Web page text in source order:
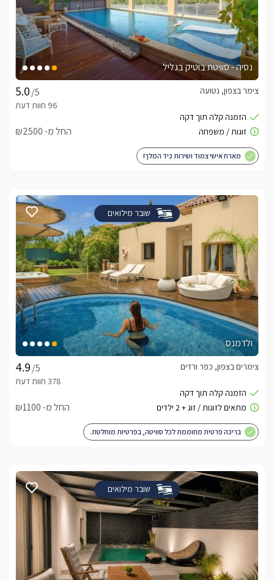
נסיה - סוויטת בוטיק בגליל
/5
צימר בצפון, נטועה
החל מ- ₪2500
מארח אישי צמוד ושירות כיד המלך!
שובר מילואים
ולדמנס
/5
צימרים בצפון, כפר ורדים
החל מ- ₪1100
בריכה פרטית מחוממת לכל סוויטה, בפרטיות מוחלטת.
שובר מילואים